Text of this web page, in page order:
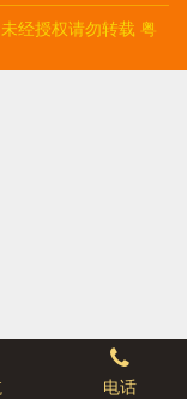
经授权请勿转载 粤
电话